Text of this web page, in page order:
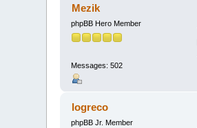
Mezik
phpBB Hero Member
Messages: 502
logreco
phpBB Jr. Member